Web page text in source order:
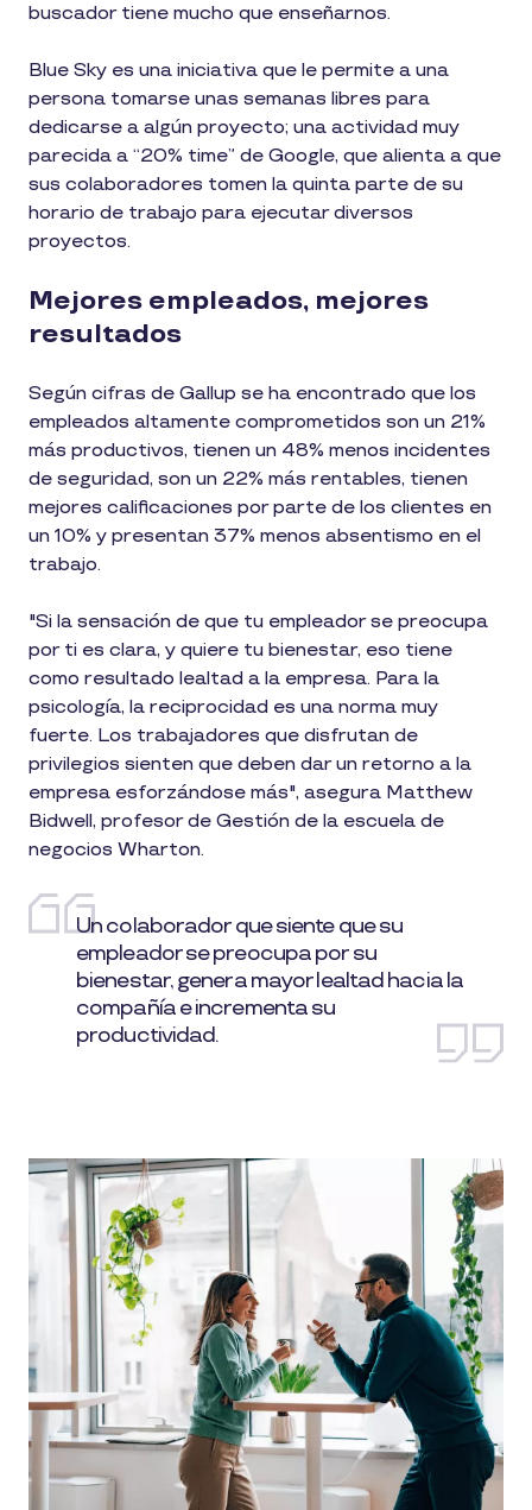
buscador tiene mucho que enseñarnos.
Blue Sky es una iniciativa que le permite a una
persona tomarse unas semanas libres para
dedicarse a algún proyecto; una actividad muy
parecida a “20% time” de Google, que alienta a que
sus colaboradores tomen la quinta parte de su
horario de trabajo para ejecutar diversos
proyectos.
Mejores empleados, mejores
resultados
Según cifras de Gallup se ha encontrado que los
empleados altamente comprometidos son un 21%
más productivos, tienen un 48% menos incidentes
de seguridad, son un 22% más rentables, tienen
mejores calificaciones por parte de los clientes en
un 10% y presentan 37% menos absentismo en el
trabajo.
"Si la sensación de que tu empleador se preocupa
por ti es clara, y quiere tu bienestar, eso tiene
como resultado lealtad a la empresa. Para la
psicología, la reciprocidad es una norma muy
fuerte. Los trabajadores que disfrutan de
privilegios sienten que deben dar un retorno a la
empresa esforzándose más", asegura Matthew
Bidwell, profesor de Gestión de la escuela de
negocios Wharton.
Un colaborador que siente que su
empleador se preocupa por su
bienestar, genera mayor lealtad hacia la
compañía e incrementa su
productividad.